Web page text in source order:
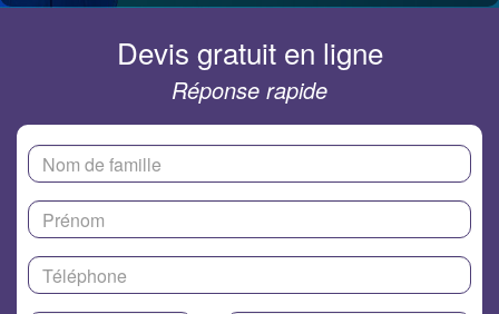
Devis gratuit en ligne
Réponse rapide